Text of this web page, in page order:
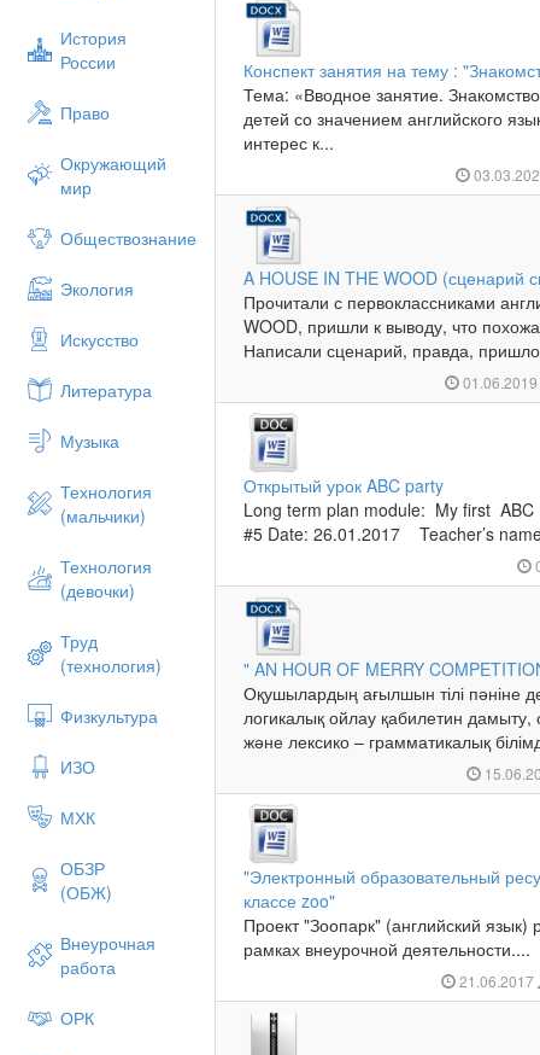
История
России
Право
Окружающий
мир
Обществознание
Экология
Искусство
Литература
Музыка
Технология
(мальчики)
Технология
(девочки)
Труд
(технология)
Физкультура
ИЗО
МХК
ОБЗР
(ОБЖ)
Внеурочная
работа
ОРК
Конспект занятия на тему :
Тема: «Вводное занятие.
детей со значением английского
интерес к...
A HOUSE IN THE WOOD (сценарий
Прочитали с первоклассниками
WOOD, пришли к выводу, что
Написали сценарий, правда,
Открытый урок ABC party
Long term plan module: My first
#5 Date: 26.01.2017 Teacher’s
" AN HOUR OF MERRY
Оқушылардың ағылшын тілі пәніне
логикалық ойлау қабилетин
және лексико – грамматикалық
"Электронный образовательный
классе zoo"
Проект "Зоопарк" (английский язык)
рамках внеурочной деятельности....
21.06.2017